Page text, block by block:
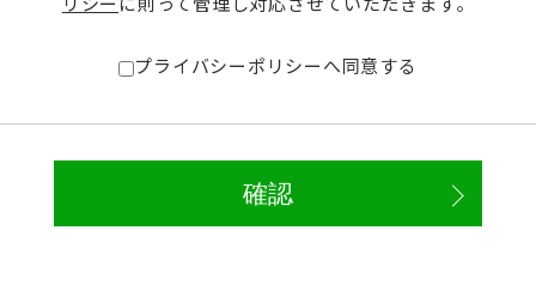
プライバシーポリシーへ同意する